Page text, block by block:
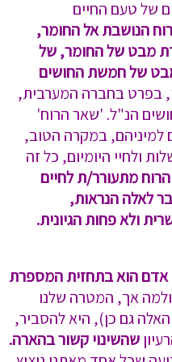
של טעם החיים
הנושבת אל החומר,
מבט של החומר, של
של חמשת החושים
בפרט בחברה המערבית,
הנ"ל. 'שאר הרוח'
למיניהם, במקרה הטוב,
ולחיי היומיום, כל זה
מתעורר/ת לחיים
לאלה הנראות,
ולא פחות הגיונית.
אדם הוא בתחזית המספרת
אך, המטרה שלנו
גם כן), היא להסביר,
שהשינוי קשור בהארה.